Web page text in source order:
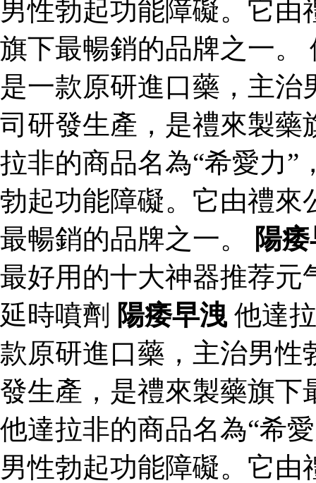
男性勃起功能障礙。它
旗下最暢銷的品牌之一。
是一款原研進口藥，主
司研發生產，是禮來製藥
拉非的商品名為“希愛力”
勃起功能障礙。它由禮來
最暢銷的品牌之一。
陽
最好用的十大神器推荐
延時噴劑 陽痿早洩 他達
款原研進口藥，主治男性
發生產，是禮來製藥旗
他達拉非的商品名為“希
男性勃起功能障礙。它